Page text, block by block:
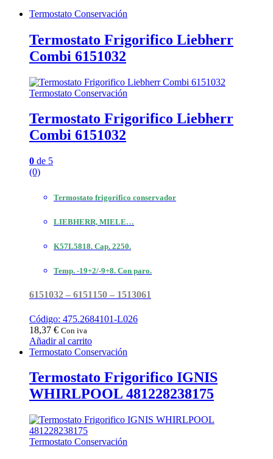
Termostato Conservación
Termostato Frigorifico Liebherr
Combi 6151032
Termostato Conservación
Termostato Frigorifico Liebherr
Combi 6151032
0 de 5
(0)
Termostato frigorífico conservador
LIEBHERR, MIELE…
K57L5818. Cap. 2250.
Temp. -19+2/-9+8. Con paro.
6151032 – 6151150 – 1513061
Código: 475.2684101-L026
18,37 € Con iva
Añadir al carrito
Termostato Conservación
Termostato Frigorifico IGNIS
WHIRLPOOL 481228238175
Termostato Conservación